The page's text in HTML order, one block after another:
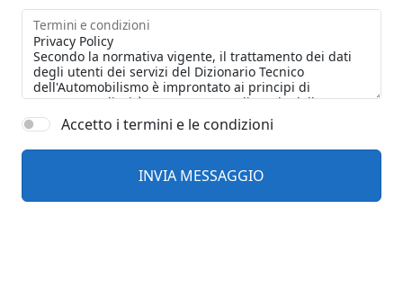
Termini e condizioni
Accetto i termini e le condizioni